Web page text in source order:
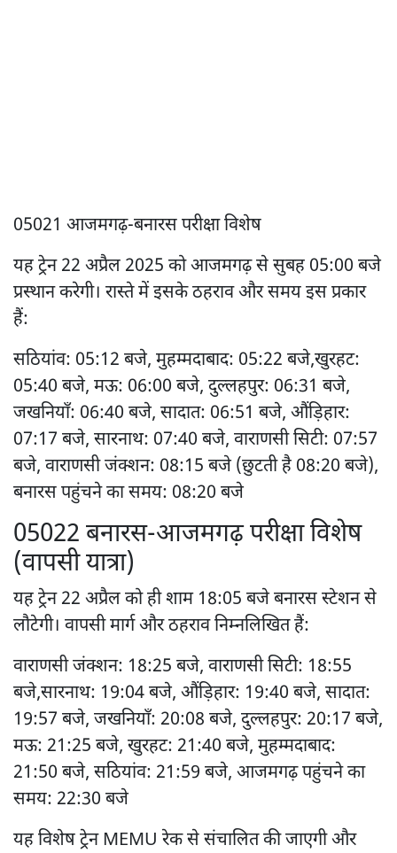
05021 आजमगढ़-बनारस परीक्षा विशेष
यह ट्रेन 22 अप्रैल 2025 को आजमगढ़ से सुबह 05:00 बजे
प्रस्थान करेगी। रास्ते में इसके ठहराव और समय इस प्रकार
हैं:
सठियांव: 05:12 बजे, मुहम्मदाबाद: 05:22 बजे,खुरहट:
05:40 बजे, मऊ: 06:00 बजे, दुल्लहपुर: 06:31 बजे,
जखनियाँ: 06:40 बजे, सादात: 06:51 बजे, औंड़िहार:
07:17 बजे, सारनाथ: 07:40 बजे, वाराणसी सिटी: 07:57
बजे, वाराणसी जंक्शन: 08:15 बजे (छुटती है 08:20 बजे),
बनारस पहुंचने का समय: 08:20 बजे
05022 बनारस-आजमगढ़ परीक्षा विशेष
(वापसी यात्रा)
यह ट्रेन 22 अप्रैल को ही शाम 18:05 बजे बनारस स्टेशन से
लौटेगी। वापसी मार्ग और ठहराव निम्नलिखित हैं:
वाराणसी जंक्शन: 18:25 बजे, वाराणसी सिटी: 18:55
बजे,सारनाथ: 19:04 बजे, औंड़िहार: 19:40 बजे, सादात:
19:57 बजे, जखनियाँ: 20:08 बजे, दुल्लहपुर: 20:17 बजे,
मऊ: 21:25 बजे, खुरहट: 21:40 बजे, मुहम्मदाबाद:
21:50 बजे, सठियांव: 21:59 बजे, आजमगढ़ पहुंचने का
समय: 22:30 बजे
यह विशेष ट्रेन MEMU रेक से संचालित की जाएगी और